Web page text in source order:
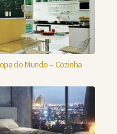
do Mundo – Cozinha